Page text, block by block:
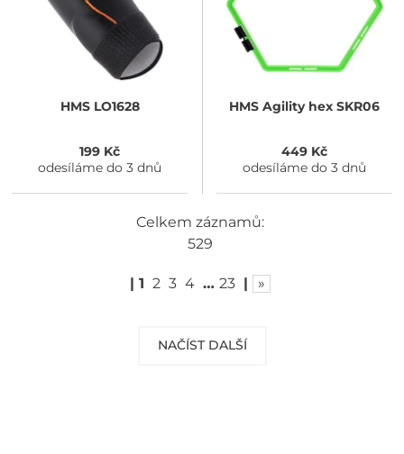
HMSLO1628
199 Kč
odesíláme do 3 dnů
HMSAgility hex SKR06
449 Kč
odesíláme do 3 dnů
NAČÍST DALŠÍ
Celkem záznamů:
529
| 1 2 3 4 … 23 | »